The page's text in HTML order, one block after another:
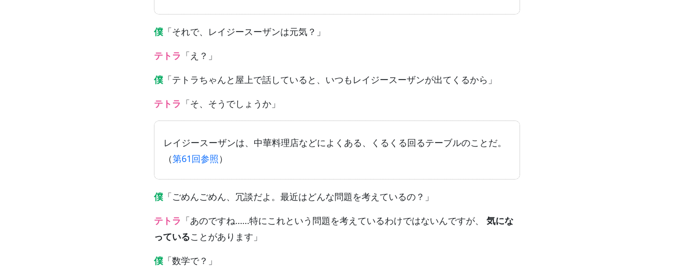
僕「それで、レイジースーザンは元気？」
テトラ 「え？」
僕「テトラちゃんと屋上で話していると、いつもレイジースーザンが出てくるから」
テトラ 「そ、そうでしょうか」
レイジースーザンは、中華料理店などによくある、くるくる回るテーブルのことだ。
（第61回参照 ）
僕「ごめんごめん、冗談だよ。最近はどんな問題を考えているの？」
テトラ 「あのですね……特にこれという問題を考えているわけではないんですが、 気にな
っていることがあります」
僕「数学で？」